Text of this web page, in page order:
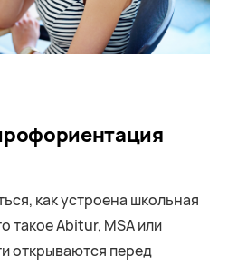
как устроена школьная
такое Abitur, MSA или
открываются перед